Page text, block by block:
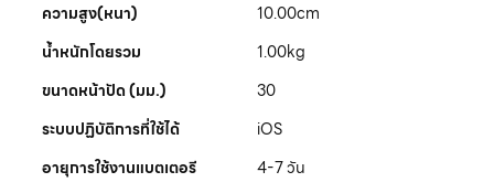
ความสูง(หนา)
10.00cm
น้ำหนักโดยรวม
1.00kg
ขนาดหน้าปัด (มม.)
30
ระบบปฏิบัติการที่ใช้ได้
iOS
อายุการใช้งานแบตเตอรี
4-7 วัน